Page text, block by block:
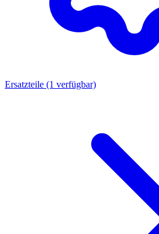
Ersatzteile (1 verfügbar)